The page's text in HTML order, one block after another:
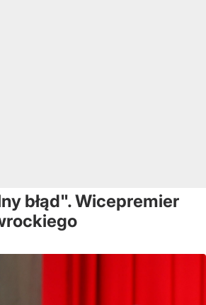
błąd". Wicepremier